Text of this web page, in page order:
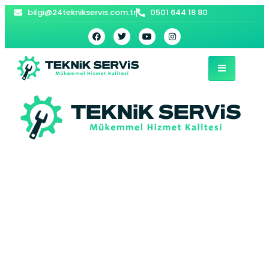
bilgi@24teknikservis.com.tr 0501 644 18 80